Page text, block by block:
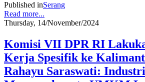
Published inSerang
Read more...
Thursday, 14/November/2024
Komisi VII DPR RI
Kerja Spesifik ke
Rahayu Saraswati: